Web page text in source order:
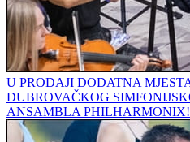
U PRODAJI DODATNA
DUBROVAČKOG
ANSAMBLA PHILHARMONIX!